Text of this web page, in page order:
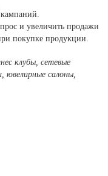
и увеличить продажи
покупке продукции.
клубы, сетевые
ювелирные салоны,